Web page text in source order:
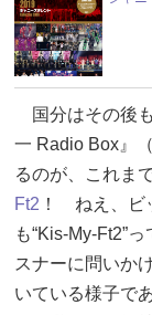
国分はその後
一 Radio Box』
るのが、これま
Ft2 ！ ねえ、ビ
も“Kis-My-Ft2”
スナーに問いか
いている様子で